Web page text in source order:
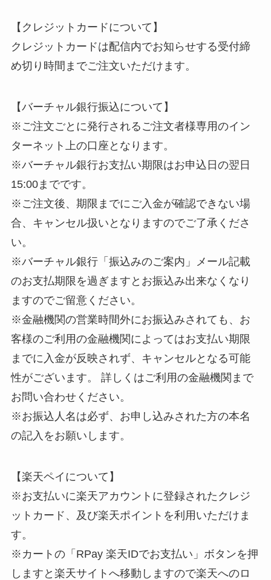
【クレジットカードについて】
クレジットカードは配信内でお知らせする受付締
め切り時間までご注文いただけます。
【バーチャル銀行振込について】
※ご注文ごとに発行されるご注文者様専用のイン
ターネット上の口座となります。
※バーチャル銀行お支払い期限はお申込日の翌日
15:00までです。
※ご注文後、期限までにご入金が確認できない場
合、キャンセル扱いとなりますのでご了承くださ
い。
※バーチャル銀行「振込みのご案内」メール記載
のお支払期限を過ぎますとお振込み出来なくなり
ますのでご留意ください。
※金融機関の営業時間外にお振込みされても、お
客様のご利用の金融機関によってはお支払い期限
までに入金が反映されず、キャンセルとなる可能
性がございます。 詳しくはご利用の金融機関まで
お問い合わせください。
※お振込人名は必ず、お申し込みされた方の本名
の記入をお願いします。
【楽天ペイについて】
※お支払いに楽天アカウントに登録されたクレジ
ットカード、及び楽天ポイントを利用いただけま
す。
※カートの「RPay 楽天IDでお支払い」ボタンを押
しますと楽天サイトへ移動しますので楽天へのロ